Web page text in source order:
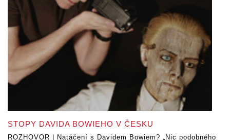
STOPY DAVIDA BOWIEHO V ČESKU
ROZHOVOR | Natáčení s Davidem Bowiem? „Nic podobného